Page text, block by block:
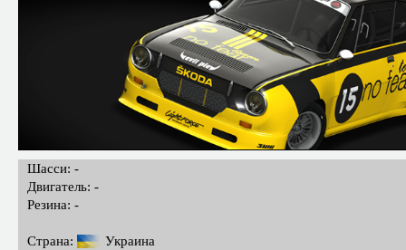
Шасси: -
Двигатель: -
Резина: -
Страна:
Украина